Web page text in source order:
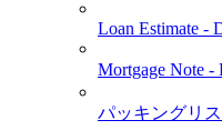
Loan Estimate -
Mortgage Note
パッキングリ